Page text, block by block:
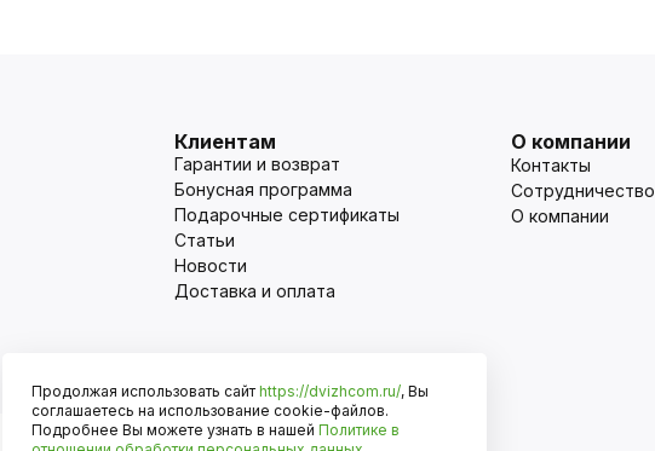
Клиентам
Гарантии и возврат
Бонусная программа
Подарочные сертификаты
Статьи
Новости
Доставка и оплата
О компании
Контакты
Сотрудничество
О компании
Оплата
Продолжая использовать сайт https://dvizhcom.ru/, Вы
соглашаетесь на использование cookie-файлов.
Подробнее Вы можете узнать в нашей Политике в